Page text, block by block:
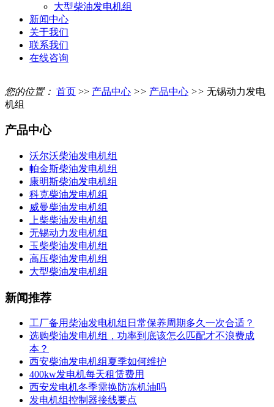
大型柴油发电机组
新闻中心
关于我们
联系我们
在线咨询
您的位置： 首页 >> 产品中心 >> 产品中心 >> 无锡动力发电
机组
产品中心
沃尔沃柴油发电机组
帕金斯柴油发电机组
康明斯柴油发电机组
科克柴油发电机组
威曼柴油发电机组
上柴柴油发电机组
无锡动力发电机组
玉柴柴油发电机组
高压柴油发电机组
大型柴油发电机组
新闻推荐
工厂备用柴油发电机组日常保养周期多久一次合适？
选购柴油发电机组，功率到底该怎么匹配才不浪费成
本？
西安柴油发电机组夏季如何维护
400kw发电机每天租赁费用
西安发电机冬季需换防冻机油吗
发电机组控制器接线要点